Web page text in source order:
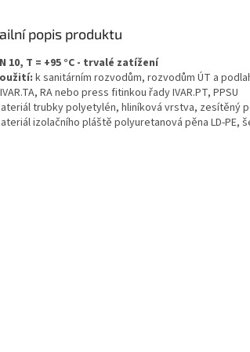
popis produktu
10, T = +95 °C - trvalé zatížení
k sanitárním rozvodům, rozvodům ÚT a
RA nebo press fitinkou řady IVAR.PT, PPSU
trubky polyetylén, hliníková vrstva, zesítěný
izolačního pláště polyuretanová pěna LD-PE,